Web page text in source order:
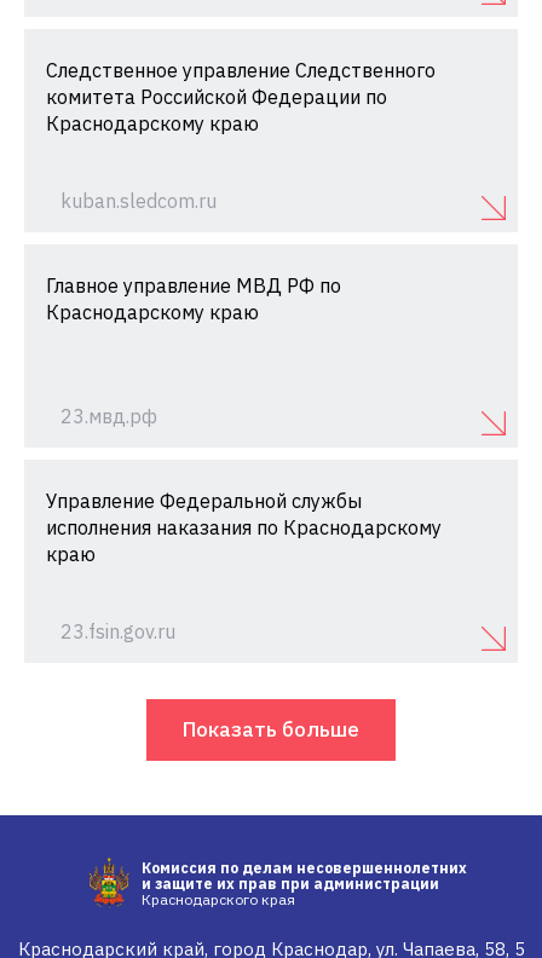
Следственное управление Следственного
комитета Российской Федерации по
Краснодарскому краю
kuban.sledcom.ru
Главное управление МВД РФ по
Краснодарскому краю
23.мвд.рф
Управление Федеральной службы
исполнения наказания по Краснодарскому
краю
23.fsin.gov.ru
Показать больше
Комиссия по делам несовершеннолетних
и защите их прав при администрации
Краснодарского края
Краснодарский край, город Краснодар, ул. Чапаева, 58, 5